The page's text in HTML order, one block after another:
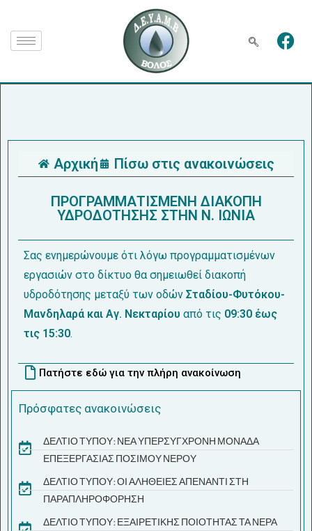
Αρχική Πίσω στις ανακοινώσεις
ΠΡΟΓΡΑΜΜΑΤΙΣΜΕΝΗ ΔΙΑΚΟΠΗ
ΥΔΡΟΔΟΤΗΣΗΣ ΣΤΗΝ Ν. ΙΩΝΙΑ
Σας ενημερώνουμε ότι λόγω προγραμματισμένων
εργασιών στο δίκτυο θα σημειωθεί διακοπή
υδροδότησης μεταξύ των οδώνΣταδίου-Φυτόκου-
Μανδηλαρά και Αγ. Νεκταρίου από τις 09:30 έως
τις 15:30.
Πατήστε εδώ για την πλήρη ανακοίνωση
Πρόσφατες ανακοινώσεις
ΔΕΛΤΙΟ ΤΥΠΟΥ: ΝΕΑ ΥΠΕΡΣΥΓΧΡΟΝΗ ΜΟΝΑΔΑ
ΕΠΕΞΕΡΓΑΣΙΑΣ ΠΟΣΙΜΟΥ ΝΕΡΟΥ
ΔΕΛΤΙΟ ΤΥΠΟΥ: ΟΙ ΑΛΗΘΕΙΕΣ ΑΠΕΝΑΝΤΙ ΣΤΗ
ΠΑΡΑΠΛΗΡΟΦΟΡΗΣΗ
ΔΕΛΤΙΟ ΤΥΠΟΥ: ΕΞΑΙΡΕΤΙΚΗΣ ΠΟΙΟΤΗΤΑΣ ΤΑ ΝΕΡΑ